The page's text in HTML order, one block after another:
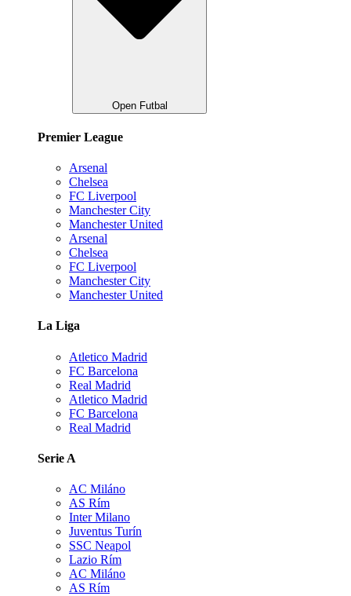
Open Futbal
Premier League
Arsenal
Chelsea
FC Liverpool
Manchester City
Manchester United
Arsenal
Chelsea
FC Liverpool
Manchester City
Manchester United
La Liga
Atletico Madrid
FC Barcelona
Real Madrid
Atletico Madrid
FC Barcelona
Real Madrid
Serie A
AC Miláno
AS Rím
Inter Milano
Juventus Turín
SSC Neapol
Lazio Rím
AC Miláno
AS Rím